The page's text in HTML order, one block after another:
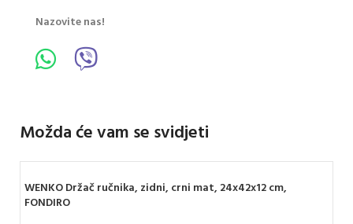
Nazovite nas!
Možda će vam se svidjeti
WENKO Držač ručnika, zidni, crni mat, 24x42x12 cm,
FONDIRO